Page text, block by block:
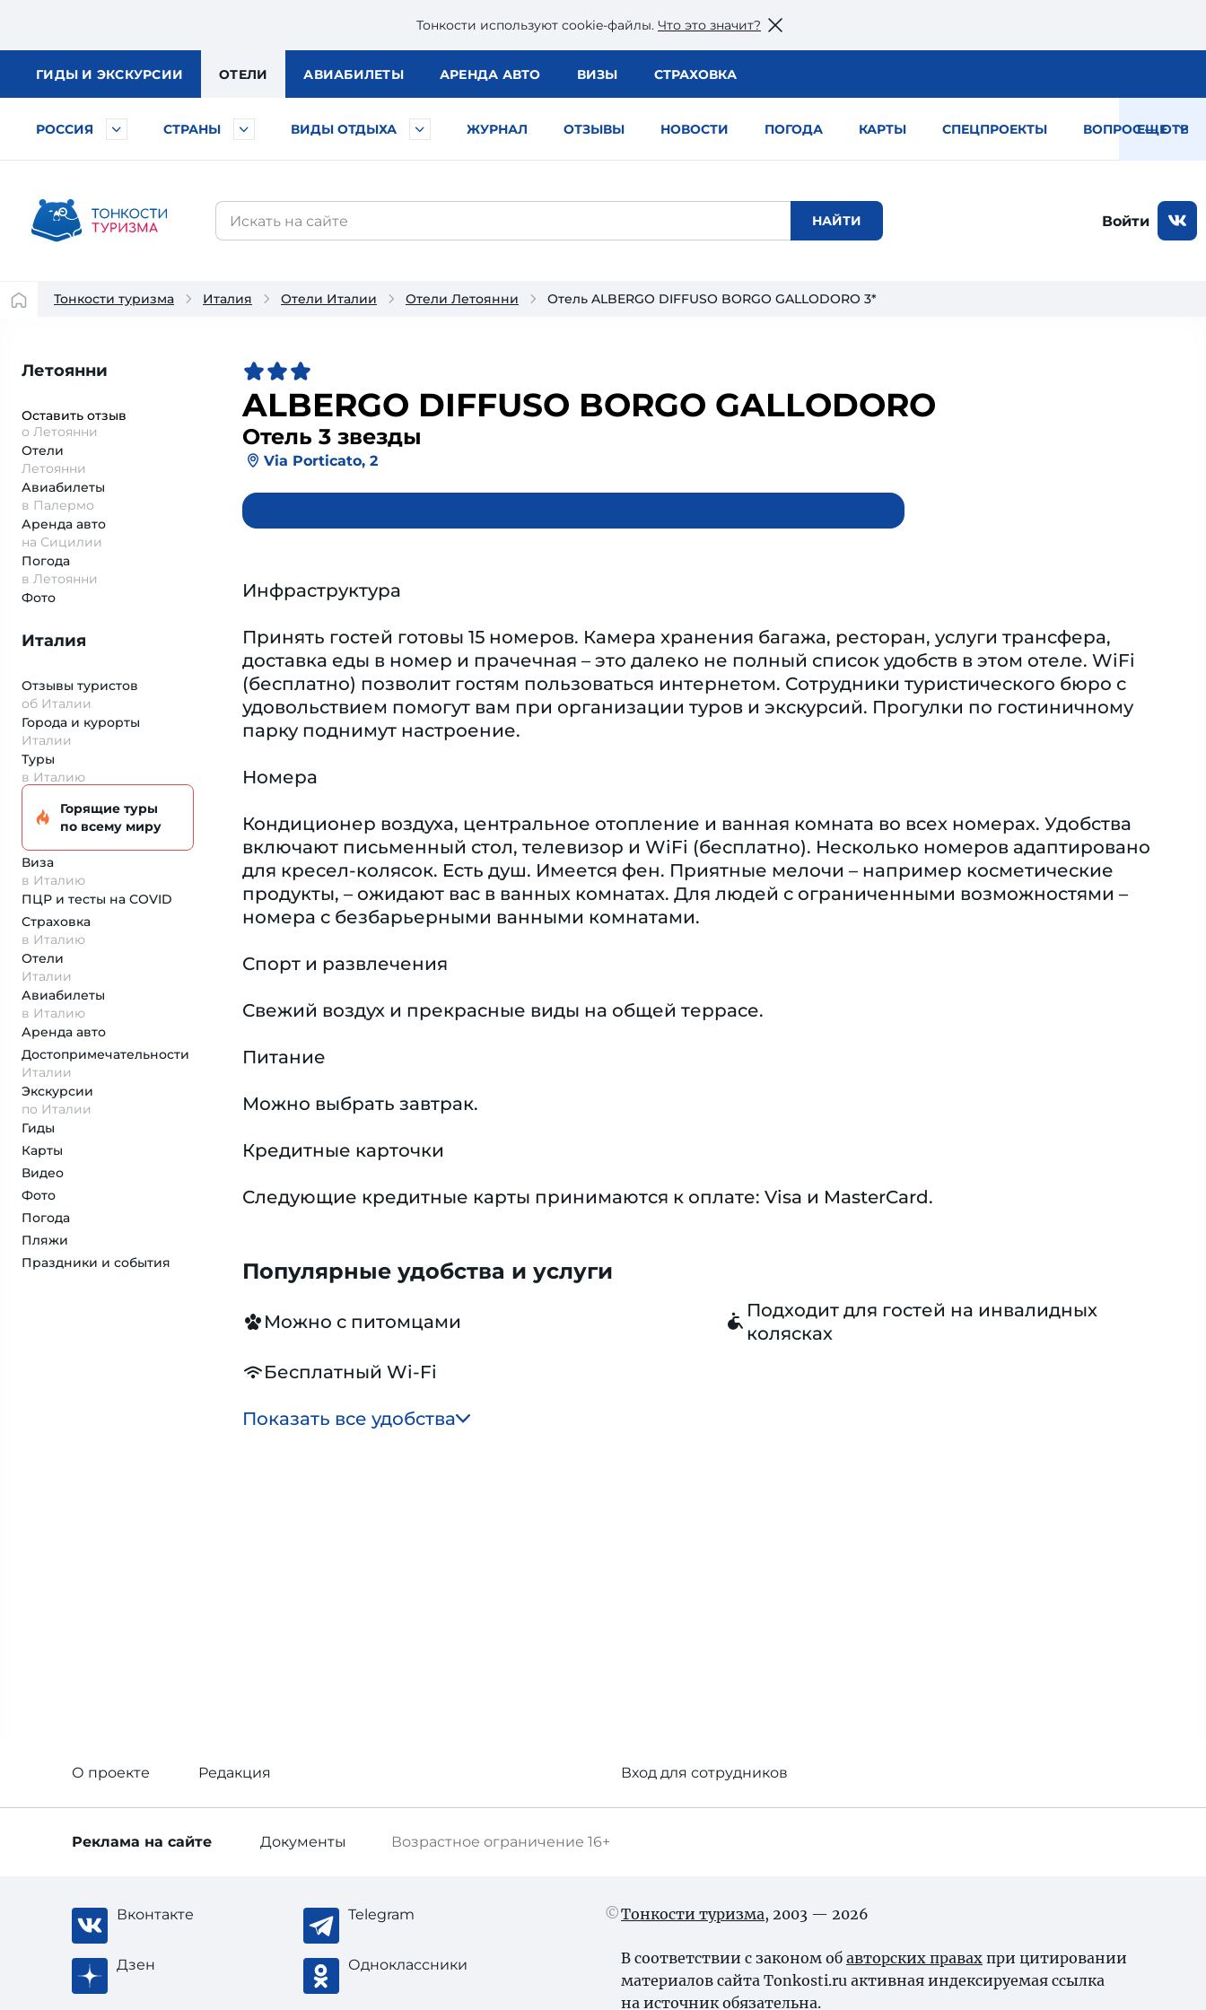
Тонкости используют сookie-файлы. Что это значит?
ГИДЫ И ЭКСКУРСИИ ОТЕЛИ АВИАБИЛЕТЫ АРЕНДА АВТО ВИЗЫ СТРАХОВКА
РОССИЯ СТРАНЫ ВИДЫ ОТДЫХА ЖУРНАЛ ОТЗЫВЫ НОВОСТИ ПОГОДА КАРТЫ СПЕЦПРОЕКТЫ ВОПРОС — ОТВЕТ
ЕЩЕ
Войти
Тонкости туризма Италия Отели Италии Отели Летоянни Отель ALBERGO DIFFUSO BORGO GALLODORO 3*
Летоянни
Оставить отзыв
о Летоянни
Отели
Летоянни
Авиабилеты
в Палермо
Аренда авто
на Сицилии
Погода
в Летоянни
Фото
Италия
Отзывы туристов
об Италии
Города и курорты
Италии
Туры
в Италию
Горящие туры
по всему миру
Виза
в Италию
ПЦР и тесты на COVID
Страховка
в Италию
Отели
Италии
Авиабилеты
в Италию
Аренда авто
Достопримеча­тельности
Италии
Экскурсии
по Италии
Гиды
Карты
Видео
Фото
Погода
Пляжи
Праздники и события
ALBERGO DIFFUSO BORGO GALLODORO
Отель 3 звезды
Via Porticato, 2
Инфраструктура
Принять гостей готовы 15 номеров. Камера хранения багажа, ресторан, услуги трансфера,
доставка еды в номер и прачечная – это далеко не полный список удобств в этом отеле. WiFi
(бесплатно) позволит гостям пользоваться интернетом. Сотрудники туристического бюро с
удовольствием помогут вам при организации туров и экскурсий. Прогулки по гостиничному
парку поднимут настроение.
Номера
Кондиционер воздуха, центральное отопление и ванная комната во всех номерах. Удобства
включают письменный стол, телевизор и WiFi (бесплатно). Несколько номеров адаптировано
для кресел-колясок. Eсть душ. Имеется фен. Приятные мелочи – например косметические
продукты, – ожидают вас в ванных комнатах. Для людей с ограниченными возможностями –
номера с безбарьерными ванными комнатами.
Спорт и развлечения
Свежий воздух и прекрасные виды на общей террасе.
Питание
Можно выбрать завтрак.
Кредитные карточки
Следующие кредитные карты принимаются к оплате: Visa и MasterCard.
Популярные удобства и услуги
Можно с питомцами
Подходит для гостей на инвалидных
колясках
Бесплатный Wi-Fi
Показать все удобства
О проекте Редакция Вход для сотрудников
Возрастное ограничение 16+
Реклама на сайте Документы
Вконтакте Telegram
Дзен Одноклассники
Тонкости туризма, 2003 — 2026
В соответствии с законом об авторских правах при цитировании
материалов сайта Tonkosti.ru активная индексируемая ссылка
на источник обязательна.